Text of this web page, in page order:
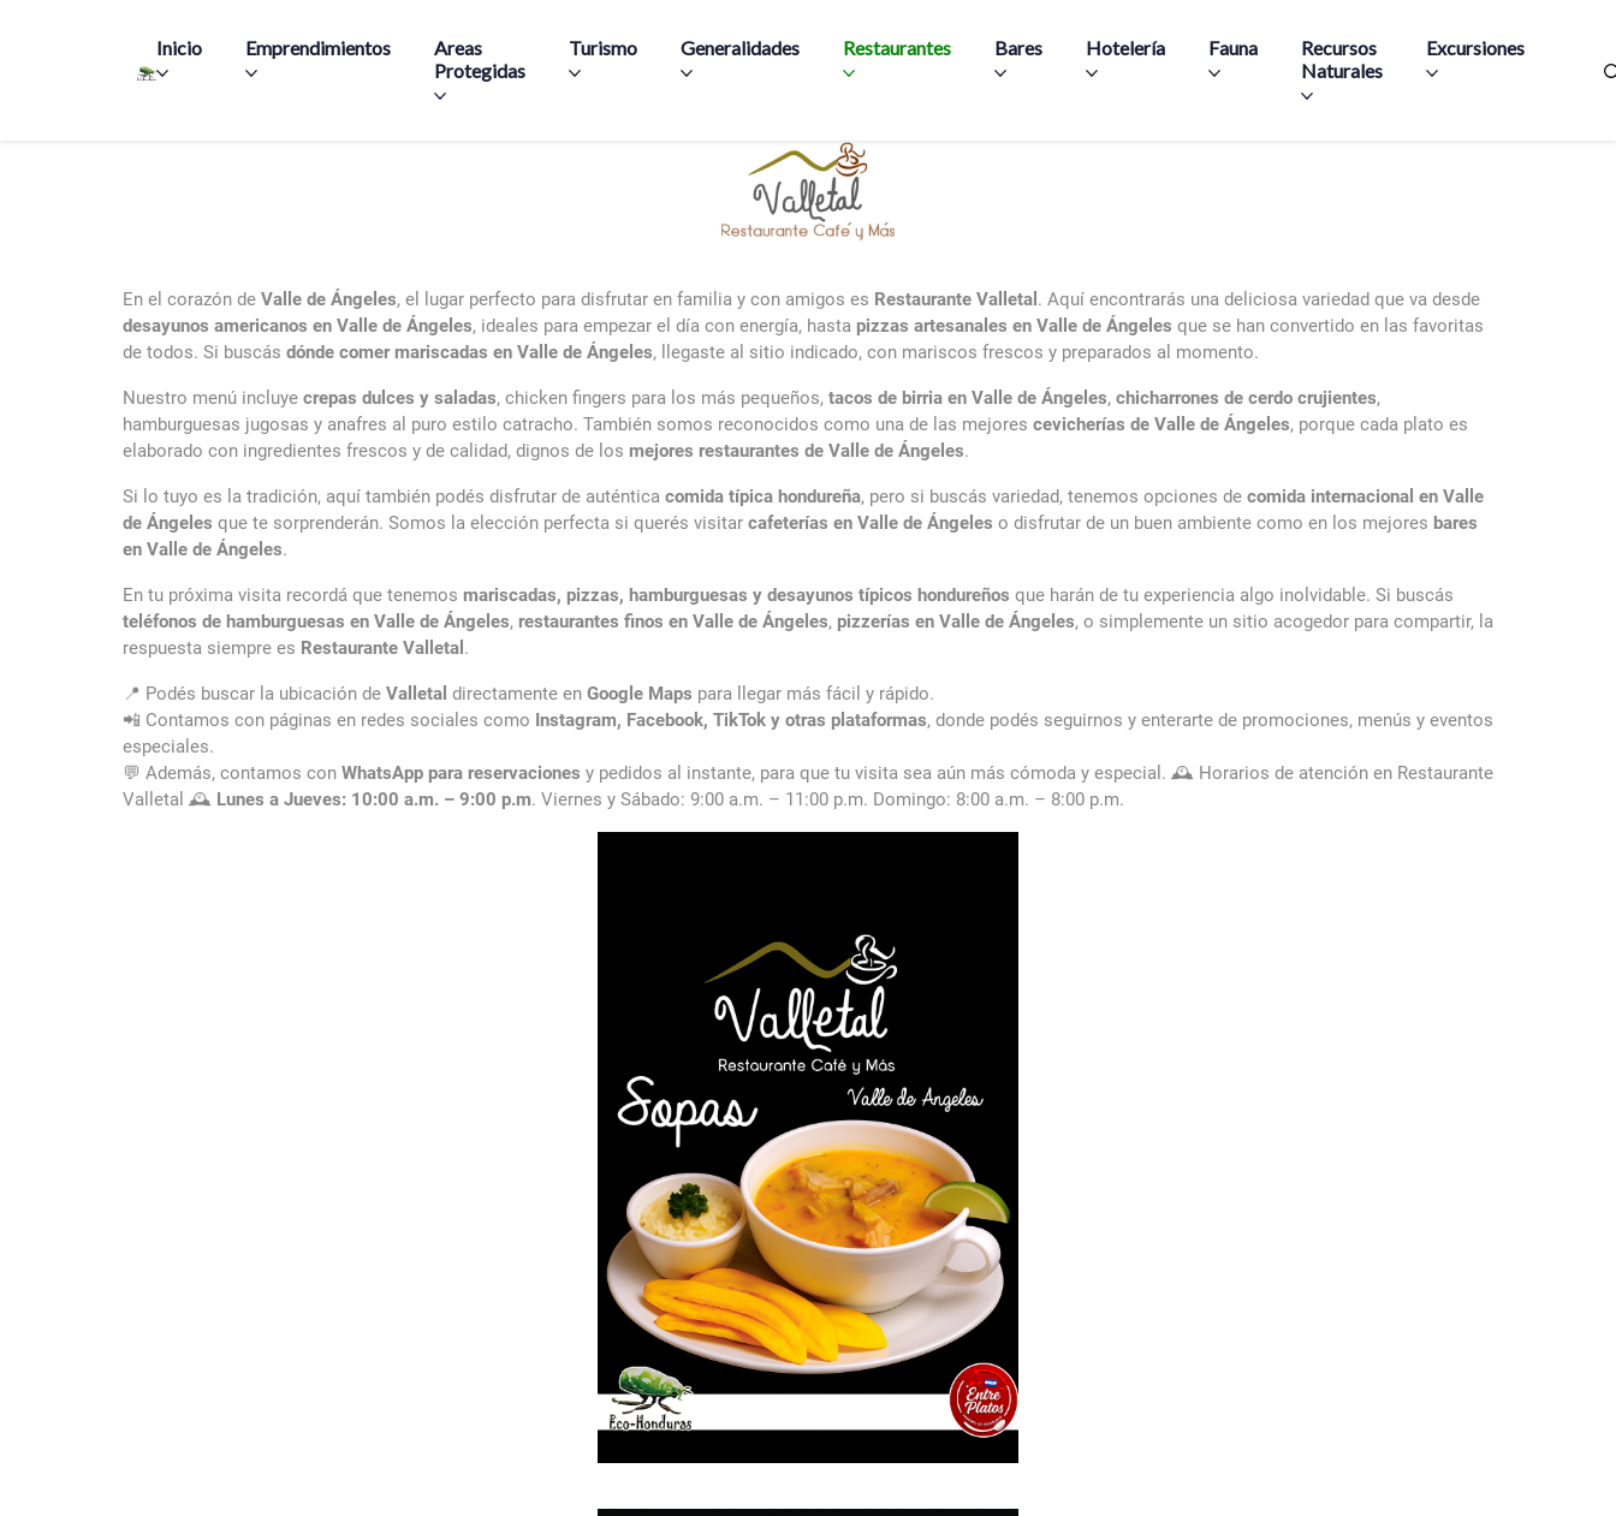
Inicio Emprendimientos
Areas
Protegidas
Turismo Generalidades Restaurantes Bares Hotelería Fauna
Recursos
Naturales
Excursiones
En el corazón de Valle de Ángeles, el lugar perfecto para disfrutar en familia y con amigos es Restaurante Valletal . Aquí encontrarás una deliciosa variedad que va desde
desayunos americanos en Valle de Ángeles, ideales para empezar el día con energía, hasta pizzas artesanales en Valle de Ángeles que se han convertido en las favoritas
de todos. Si buscás dónde comer mariscadas en Valle de Ángeles, llegaste al sitio indicado, con mariscos frescos y preparados al momento.
Nuestro menú incluye crepas dulces y saladas, chicken fingers para los más pequeños, tacos de birria en Valle de Ángeles, chicharrones de cerdo crujientes,
hamburguesas jugosas y anafres al puro estilo catracho. También somos reconocidos como una de las mejores cevicherías de Valle de Ángeles, porque cada plato es
elaborado con ingredientes frescos y de calidad, dignos de los mejores restaurantes de Valle de Ángeles.
Si lo tuyo es la tradición, aquí también podés disfrutar de auténtica comida típica hondureña, pero si buscás variedad, tenemos opciones de comida internacional en Valle
de Ángeles que te sorprenderán. Somos la elección perfecta si querés visitar cafeterías en Valle de Ángeles o disfrutar de un buen ambiente como en los mejores bares
en Valle de Ángeles.
En tu próxima visita recordá que tenemos mariscadas, pizzas, hamburguesas y desayunos típicos hondureños que harán de tu experiencia algo inolvidable. Si buscás
teléfonos de hamburguesas en Valle de Ángeles, restaurantes finos en Valle de Ángeles, pizzerías en Valle de Ángeles, o simplemente un sitio acogedor para compartir, la
respuesta siempre es Restaurante Valletal .
📍 Podés buscar la ubicación de Valletal directamente en Google Maps para llegar más fácil y rápido.
📲 Contamos con páginas en redes sociales como Instagram, Facebook, TikTok y otras plataformas, donde podés seguirnos y enterarte de promociones, menús y eventos
especiales.
💬 Además, contamos con WhatsApp para reservaciones y pedidos al instante, para que tu visita sea aún más cómoda y especial. 🕰️ Horarios de atención en Restaurante
Valletal 🕰️ Lunes a Jueves: 10:00 a.m. – 9:00 p.m. Viernes y Sábado: 9:00 a.m. – 11:00 p.m. Domingo: 8:00 a.m. – 8:00 p.m.